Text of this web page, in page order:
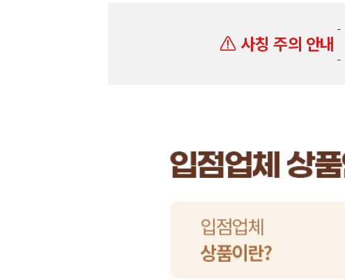
사칭 주의 안내